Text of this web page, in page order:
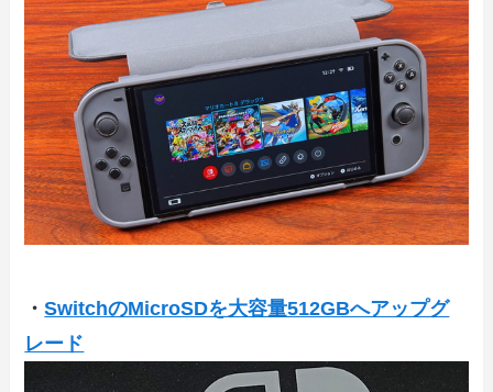
・SwitchのMicroSDを大容量512GBへアップグ
レード